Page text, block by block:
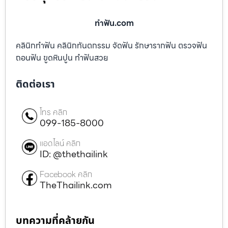
ทําฟัน.com
คลินิกทำฟัน คลินิกทันตกรรม จัดฟัน รักษารากฟัน ตรวจฟัน
ถอนฟัน ขูดหินปูน ทำฟันสวย
ติดต่อเรา
โทร คลิก
099-185-8000
แอดไลน์ คลิก
ID: @thethailink
Facebook คลิก
TheThailink.com
บทความที่คล้ายกัน